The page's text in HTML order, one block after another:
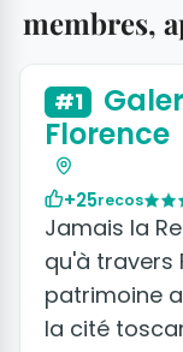
membres,
#1
Florence
+25recos
Jamais la
qu'à travers
patrimoine
la cité